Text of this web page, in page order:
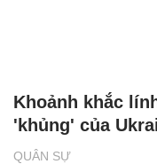
QUÂN SỰ
Khoảnh khắc
'khủng' của